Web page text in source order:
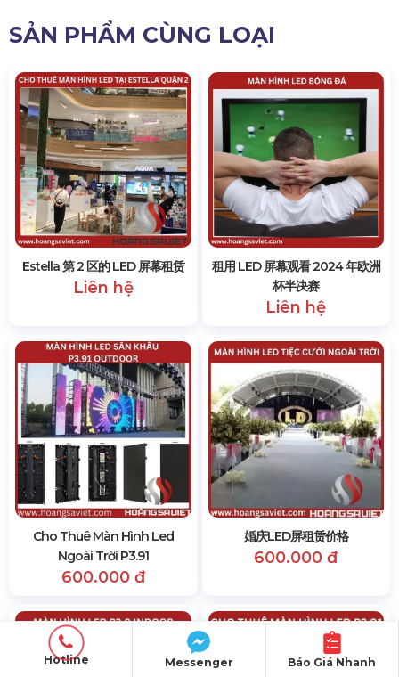
SẢN PHẨM CÙNG LOẠI
Estella 第 2 区的 LED 屏幕租赁
Liên hệ
租用 LED 屏幕观看 2024 年欧洲
杯半决赛
Liên hệ
Cho Thuê Màn Hình Led
Ngoài Trời P3.91
600.000 đ
婚庆LED屏租赁价格
600.000 đ
Hotline Báo Giá Nhanh
Messenger